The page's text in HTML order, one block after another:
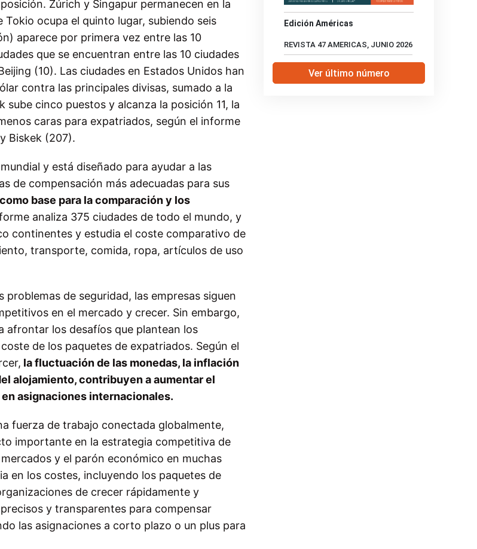
Zúrich y Singapur permanecen en la
ocupa el quinto lugar, subiendo seis
aparece por primera vez entre las 10
que se encuentran entre las 10 ciudades
(10). Las ciudades en Estados Unidos han
contra las principales divisas, sumado a la
cinco puestos y alcanza la posición 11, la
caras para expatriados, según el informe
Biskek (207).
y está diseñado para ayudar a las
de compensación más adecuadas para sus
base para la comparación y los
analiza 375 ciudades de todo el mundo, y
continentes y estudia el coste comparativo de
transporte, comida, ropa, artículos de uso
de seguridad, las empresas siguen
en el mercado y crecer. Sin embargo,
afrontar los desafíos que plantean los
de los paquetes de expatriados. Según el
la fluctuación de las monedas, la inflación
alojamiento, contribuyen a aumentar el
asignaciones internacionales.
fuerza de trabajo conectada globalmente,
importante en la estrategia competitiva de
y el parón económico en muchas
en los costes, incluyendo los paquetes de
de crecer rápidamente y
y transparentes para compensar
las asignaciones a corto plazo o un plus para
Edición Américas
REVISTA 47 AMERICAS, JUNIO 2026
Ver último número